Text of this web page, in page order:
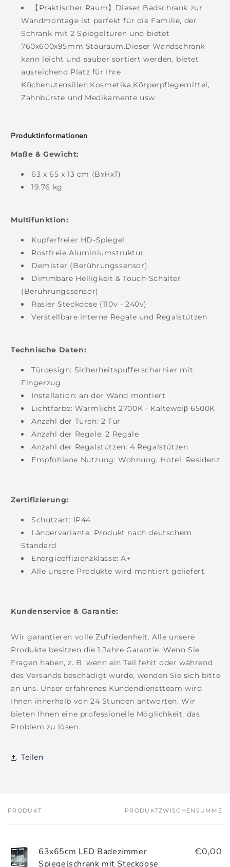
【Praktischer Raum】Dieser Badschrank zur
Wandmontage ist perfekt für die Familie, der
Schrank mit 2 Spiegeltüren und bietet
760x600x95mm Stauraum.Dieser Wandschrank
kann leicht und sauber sortiert werden, bietet
ausreichend Platz für Ihre
Küchenutensilien,Kosmetika,Körperpflegemittel,
Zahnbürste und Medikamente usw.
Produktinformationen
Maße & Gewicht:
63 x 65 x 13 cm (BxHxT)
19.76 kg
Multifunktion:
Kupferfreier HD-Spiegel
Rostfreie Aluminiumstruktur
Demister (Berührungssensor)
Dimmbare Helligkeit & Touch-Schalter
(Berührungssensor)
Rasier Steckdose (110v - 240v)
Verstellbare interne Regale und Regalstützen
Technische Daten:
Türdesign: Sicherheitspufferscharnier mit
Fingerzug
Installation: an der Wand montiert
Lichtfarbe: Warmlicht 2700K - Kalteweiβ 6500K
Anzahl der Türen: 2 Tür
Anzahl der Regale: 2 Regale
Anzahl der Regalstützen: 4 Regalstützen
Empfohlene Nutzung: Wohnung, Hotel, Residenz
Zertifizierung:
Schutzart: IP44
Ländervariante: Produkt nach deutschem
Standard
Energieeffizienzklasse: A+
Alle unsere Produkte wird montiert geliefert
Kundenservice & Garantie:
Wir garantieren volle Zufriedenheit. Alle unsere
Produkte besitzen die 1 Jahre Garantie. Wenn Sie
Fragen haben, z. B. wenn ein Teil fehlt oder während
des Versands beschädigt wurde, wenden Sie sich bitte
an uns. Unser erfahrenes Kundendienstteam wird
Ihnen innerhalb von 24 Stunden antworten. Wir
bieten Ihnen eine professionelle Möglichkeit, das
Problem zu lösen.
Teilen
Dein
PRODUKT PRODUKTZWISCHENSUMME
63x65cm LED Badezimmer
Spiegelschrank mit Steckdose
€0,00